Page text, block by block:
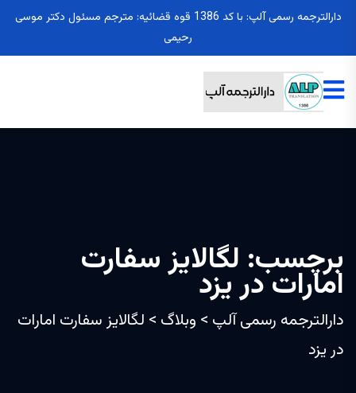
دارالترجمه رسمی آلپ: با کد 1386 قوه قضائیه: مترجم مسئول دکتر موسی
رحیمی
برچسب: لگالایز سفارت
امارات در یزد
دارالترجمه رسمی آلپ > وبلاگ > لگالایز سفارت امارات
در یزد